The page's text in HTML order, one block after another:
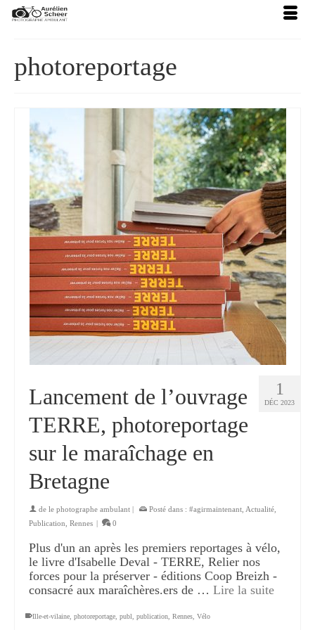
photoreportage
1
DÉC 2023
Lancement de l’ouvrage
TERRE, photoreportage
sur le maraîchage en
Bretagne
de le photographe ambulant | Posté dans : #agirmaintenant Actualité
Publication Rennes | 0
Plus d'un an après les premiers reportages à vélo,
le livre d'Isabelle Deval - TERRE, Relier nos
forces pour la préserver - éditions Coop Breizh -
consacré aux maraîchères.ers de … Lire la suite
Ille-et-vilaine photoreportage publ publication Rennes Vélo